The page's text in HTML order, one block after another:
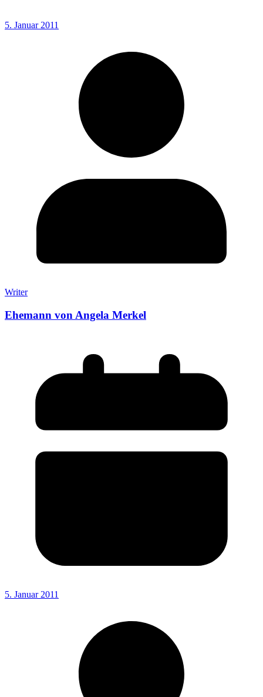
5. Januar 2011
Writer
Ehemann von Angela Merkel
5. Januar 2011